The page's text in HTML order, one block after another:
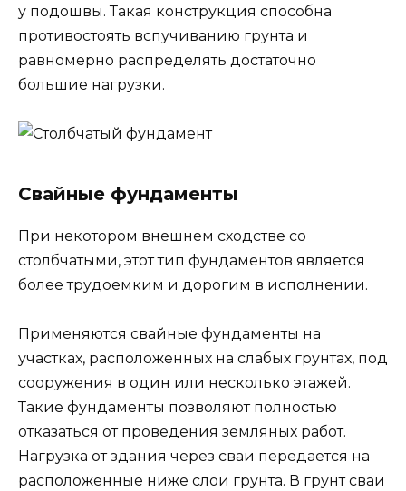
у подошвы. Такая конструкция способна
противостоять вспучиванию грунта и
равномерно распределять достаточно
большие нагрузки.
Свайные фундаменты
При некотором внешнем сходстве со
столбчатыми, этот тип фундаментов является
более трудоемким и дорогим в исполнении.
Применяются свайные фундаменты на
участках, расположенных на слабых грунтах, под
сооружения в один или несколько этажей.
Такие фундаменты позволяют полностью
отказаться от проведения земляных работ.
Нагрузка от здания через сваи передается на
расположенные ниже слои грунта. В грунт сваи